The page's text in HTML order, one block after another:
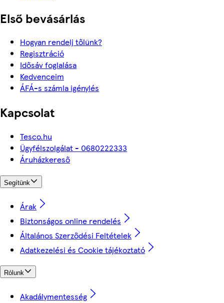
Első bevásárlás
Hogyan rendelj tőlünk?
Regisztráció
Idősáv foglalása
Kedvenceim
ÁFÁ-s számla igénylés
Kapcsolat
Tesco.hu
Ügyfélszolgálat - 0680222333
Áruházkereső
Segítünk
Árak
Biztonságos online rendelés
Általános Szerződési Feltételek
Adatkezelési és Cookie tájékoztató
Rólunk
Akadálymentesség